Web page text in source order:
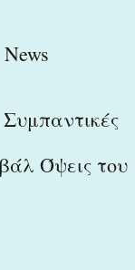
News
Συμπαντικές
Όψεις του